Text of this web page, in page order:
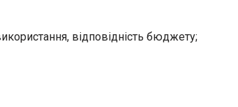
відповідність бюджету;